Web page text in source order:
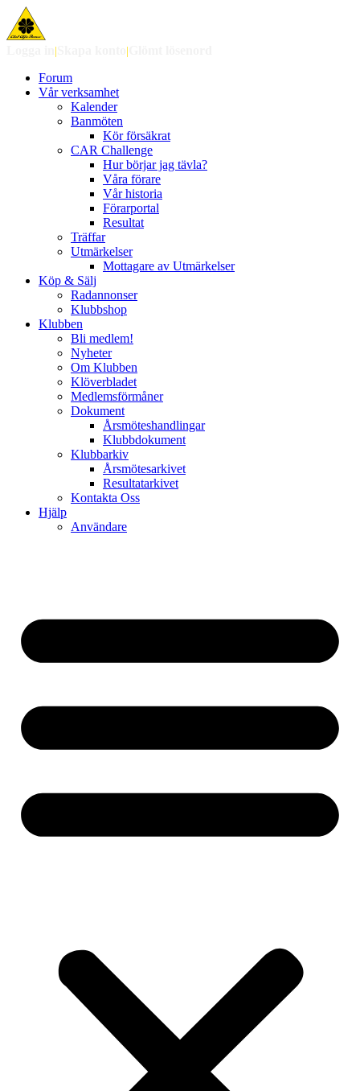
| |
Forum
Vår verksamhet
Kalender
Banmöten
Kör försäkrat
CAR Challenge
Hur börjar jag tävla?
Våra förare
Vår historia
Förarportal
Resultat
Träffar
Utmärkelser
Mottagare av Utmärkelser
Köp & Sälj
Radannonser
Klubbshop
Klubben
Bli medlem!
Nyheter
Om Klubben
Klöverbladet
Medlemsförmåner
Dokument
Årsmöteshandlingar
Klubbdokument
Klubbarkiv
Årsmötesarkivet
Resultatarkivet
Kontakta Oss
Hjälp
Användare